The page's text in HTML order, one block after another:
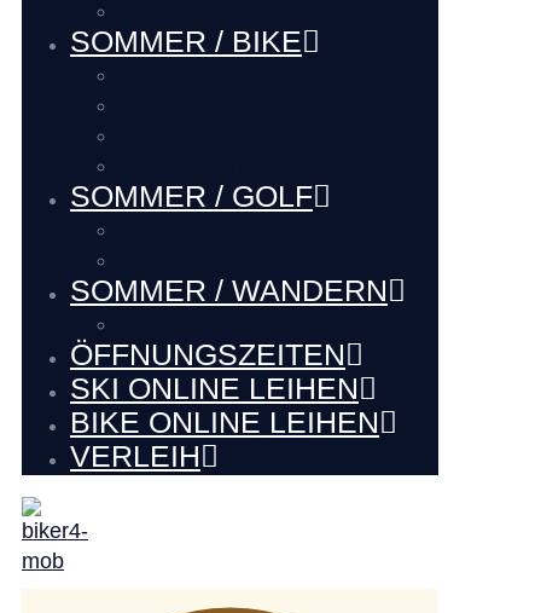
SOMMER / BIKE
SOMMER / GOLF
SOMMER / WANDERN
ÖFFNUNGSZEITEN
SKI ONLINE LEIHEN
BIKE ONLINE LEIHEN
VERLEIH